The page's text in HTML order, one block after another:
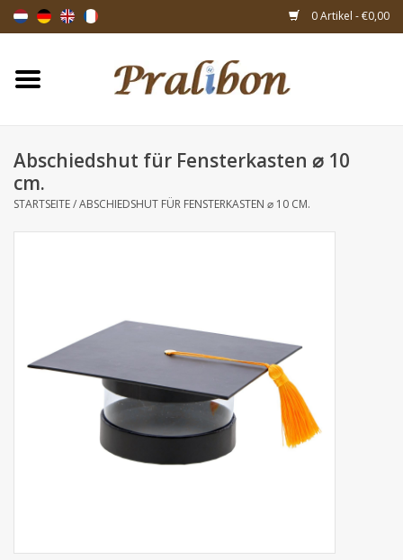
0 Artikel - €0,00
Startseite
Taschen & Beuteln
Verpackungsmaterialien
Abschiedshut für Fensterkasten ⌀ 10
cm.
STARTSEITE/ABSCHIEDSHUT FÜR FENSTERKASTEN ⌀ 10 CM.